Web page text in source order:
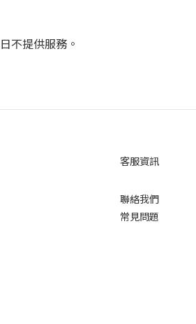
不提供服務。
客服資訊
聯絡我們
常見問題